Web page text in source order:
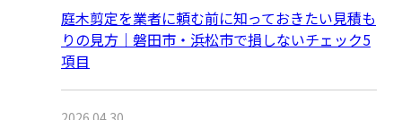
庭木剪定を業者に頼む前に知っておきたい見積も
りの見方｜磐田市・浜松市で損しないチェック5
項目